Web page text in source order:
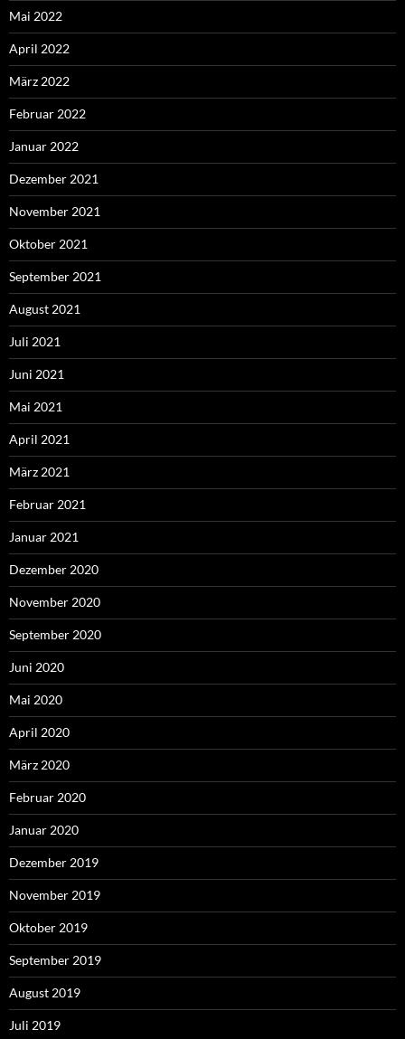
Mai 2022
April 2022
März 2022
Februar 2022
Januar 2022
Dezember 2021
November 2021
Oktober 2021
September 2021
August 2021
Juli 2021
Juni 2021
Mai 2021
April 2021
März 2021
Februar 2021
Januar 2021
Dezember 2020
November 2020
September 2020
Juni 2020
Mai 2020
April 2020
März 2020
Februar 2020
Januar 2020
Dezember 2019
November 2019
Oktober 2019
September 2019
August 2019
Juli 2019